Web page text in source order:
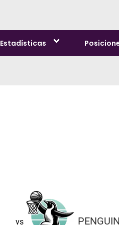
Estadísticas
vs